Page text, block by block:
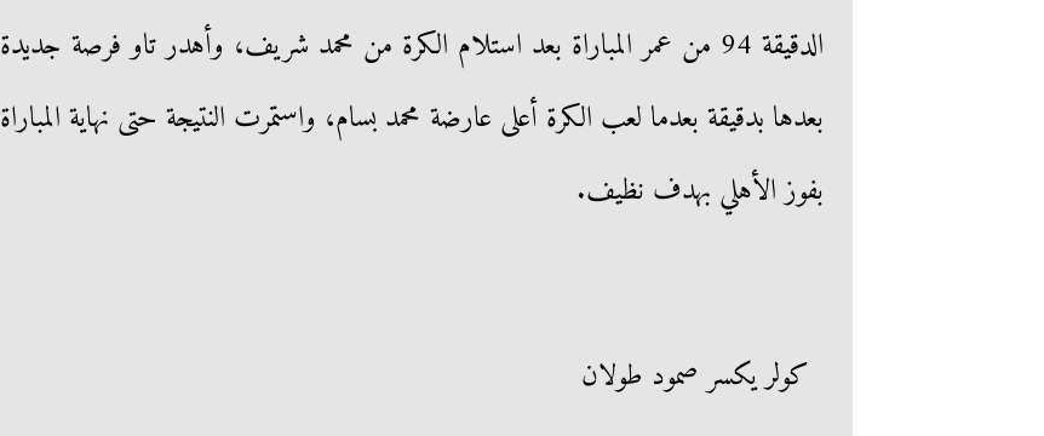
الدقيقة 94 من عمر المباراة بعد استلام الكرة من محمد شريف، وأهدر تاو فرصة جديدة
بعدها بدقيقة بعدما لعب الكرة أعلى عارضة محمد بسام، واستمرت النتيجة حتى نهاية المباراة
بفوز الأهلي بهدف نظيف.
كولر يكسر صمود طولان